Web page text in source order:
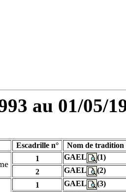
au 01/05/
Escadrille n° Nom de tradition
1 GAEL
(1)
2
GAEL (2)
1 GAEL
(3)